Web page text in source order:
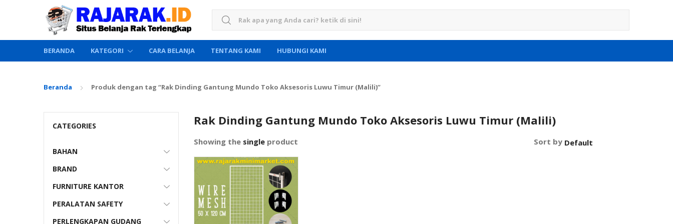
Search for:
BERANDA KATEGORI CARA BELANJA TENTANG KAMI HUBUNGI KAMI
Beranda Produk dengan tag “Rak Dinding Gantung Mundo Toko Aksesoris Luwu Timur (Malili)”
Rak Dinding Gantung Mundo Toko Aksesoris Luwu Timur (Malili)
Showing the single product Sort by
CATEGORIES
BAHAN
BRAND
FURNITURE KANTOR
PERALATAN SAFETY
PERLENGKAPAN GUDANG